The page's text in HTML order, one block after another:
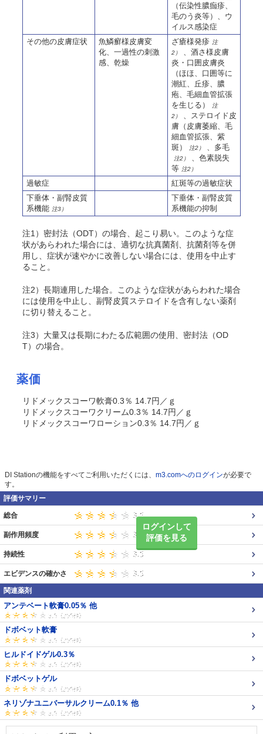
（伝染性膿痂疹、
毛のう炎等）、ウ
イルス感染症
その他の皮膚症状
魚鱗癬様皮膚変
化、一過性の刺激
感、乾燥
ざ瘡様発疹 注
2）
、酒さ様皮膚
炎・口囲皮膚炎
（ほほ、口囲等に
潮紅、丘疹、膿
疱、毛細血管拡張
を生じる）
注
2）
、ステロイド皮
膚（皮膚萎縮、毛
細血管拡張、紫
斑）
注2） 、多毛
注2）
、色素脱失
等 注2）
過敏症
紅斑等の過敏症状
下垂体・副腎皮質
系機能 注3）
下垂体・副腎皮質
系機能の抑制
注1）密封法（ODT）の場合、起こり易い。このような症
状があらわれた場合には、適切な抗真菌剤、抗菌剤等を併
用し、症状が速やかに改善しない場合には、使用を中止す
ること。
注2）長期連用した場合。このような症状があらわれた場合
には使用を中止し、副腎皮質ステロイドを含有しない薬剤
に切り替えること。
注3）大量又は長期にわたる広範囲の使用、密封法（OD
T）の場合。
薬価
リドメックスコーワ軟膏0.3％ 14.7円／ｇ
リドメックスコーワクリーム0.3％ 14.7円／ｇ
リドメックスコーワローション0.3％ 14.7円／ｇ
DI Stationの機能をすべてご利用いただくには、 m3.comへのログインが必要で
す。
評価サマリー
ログインして
評価を見る
総合
副作用頻度
持続性
エビデンスの確かさ
関連薬剤
アンテベート軟膏0.05％ 他
ドボベット軟膏
ヒルドイドゲル0.3％
ドボベットゲル
ネリゾナユニバーサルクリーム0.1％ 他